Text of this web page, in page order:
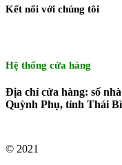
Kết nối với chúng tôi
Hệ thống cửa hàng
Địa chỉ cửa hàng: số
Quỳnh Phụ, tỉnh Thái
© 2021